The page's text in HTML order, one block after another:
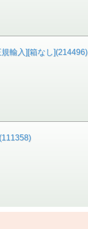
輸入][箱なし](214496)